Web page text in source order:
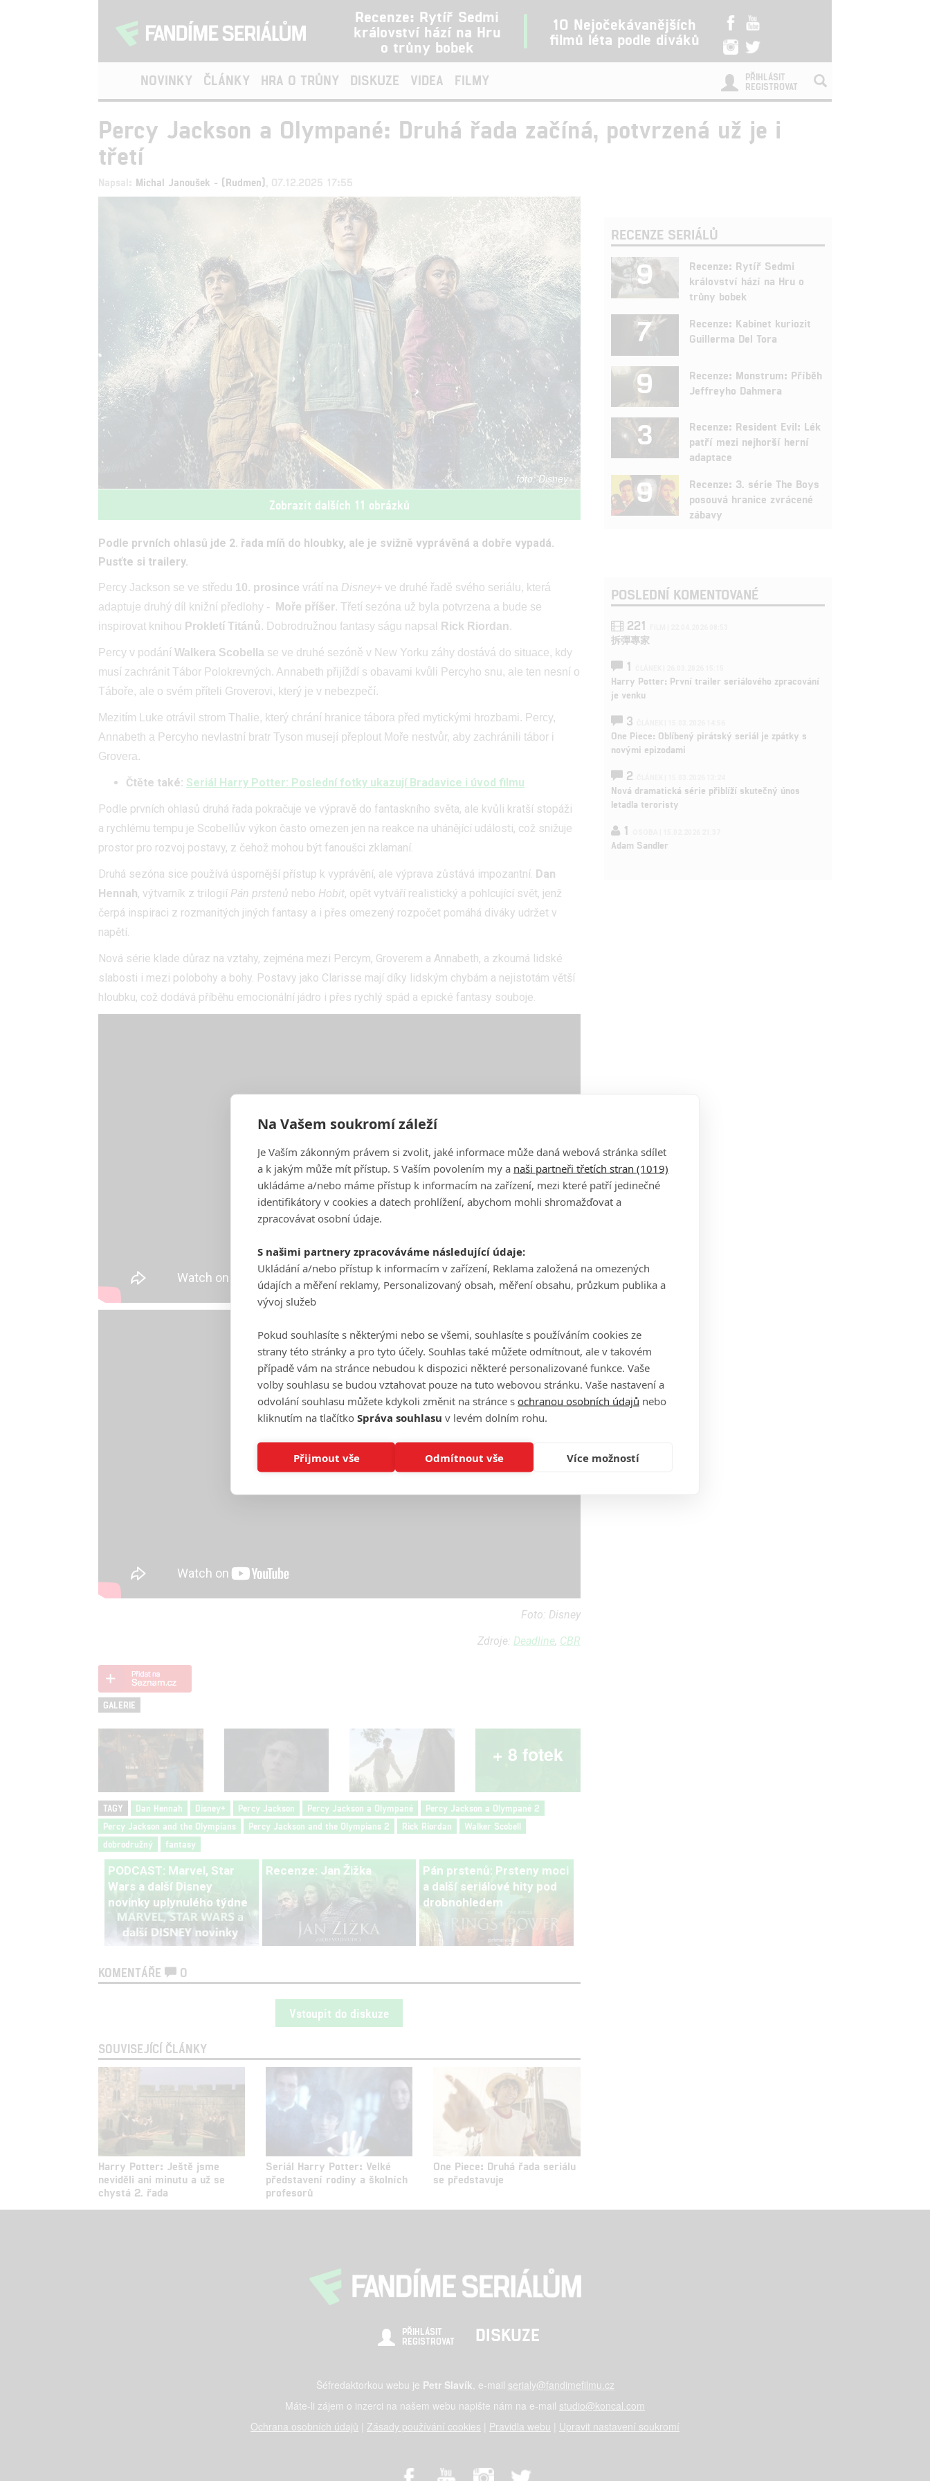
Recenze: Rytíř Sedmi
království hází na Hru
o trůny bobek
10 Nejočekávanějších
filmů léta podle diváků
NOVINKY ČLÁNKY HRA O TRŮNY DISKUZE VIDEA FILMY
PŘIHLÁSIT
REGISTROVAT
Percy Jackson a Olympané: Druhá řada začíná, potvrzená už je i
třetí
Napsal: Michal Janoušek - (Rudmen) , 07.12.2025 17:55
Disney+
Zobrazit dalších 11 obrázků
Podle prvních ohlasů jde 2. řada míň do hloubky, ale je svižně vyprávěná a dobře vypadá.
Pusťte si trailery.
Percy Jackson se ve středu 10. prosince vrátí na Disney+ ve druhé řadě svého seriálu, která
adaptuje druhý díl knižní předlohy -
Moře příšer. Třetí sezóna už byla potvrzena a bude se
inspirovat knihou Prokletí Titánů. Dobrodružnou fantasy ságu napsal Rick Riordan.
Percy v podání Walkera Scobella se ve druhé sezóně v New Yorku záhy dostává do situace, kdy
musí zachránit Tábor Polokrevných. Annabeth přijíždí s obavami kvůli Percyho snu, ale ten nesní o
Táboře, ale o svém příteli Groverovi, který je v nebezpečí.
Mezitím Luke otrávil strom Thalie, který chrání hranice tábora před mytickými hrozbami. Percy,
Annabeth a Percyho nevlastní bratr Tyson musejí přeplout Moře nestvůr, aby zachránili tábor i
Grovera.
Čtěte také: Seriál Harry Potter: Poslední fotky ukazují Bradavice i úvod filmu
Podle prvních ohlasů druhá řada pokračuje ve výpravě do fantaskního světa, ale kvůli kratší stopáži
a rychlému tempu je Scobellův výkon často omezen jen na reakce na uhánějící události, což snižuje
prostor pro rozvoj postavy, z čehož mohou být fanoušci zklamaní.
Druhá sezóna sice používá úspornější přístup k vyprávění, ale výprava zůstává impozantní. Dan
Hennah, výtvarník z trilogií Pán prstenů nebo Hobit, opět vytváří realistický a pohlcující svět, jenž
čerpá inspiraci z rozmanitých jiných fantasy a i přes omezený rozpočet pomáhá diváky udržet v
napětí.
Nová série klade důraz na vztahy, zejména mezi Percym, Groverem a Annabeth, a zkoumá lidské
slabosti i mezi polobohy a bohy. Postavy jako Clarisse mají díky lidským chybám a nejistotám větší
hloubku, což dodává příběhu emocionální jádro i přes rychlý spád a epické fantasy souboje.
Foto: Disney
Zdroje: Deadline, CBR
GALERIE
+ 8 fotek
TAGY Dan Hennah Disney+ Percy Jackson Percy Jackson a Olympané
Percy Jackson a Olympané 2
Percy Jackson and the Olympians
Percy Jackson and the Olympians 2 Rick Riordan
Walker Scobell
dobrodružný
fantasy
PODCAST: Marvel, Star
Wars a další Disney
novinky uplynulého týdne
Recenze: Jan Žižka
Pán prstenů: Prsteny moci
a další seriálové hity pod
drobnohledem
KOMENTÁŘE 0
Vstoupit do diskuze
SOUVISEJÍCÍ ČLÁNKY
Harry Potter: Ještě jsme
neviděli ani minutu a už se
chystá 2. řada
Seriál Harry Potter: Velké
představení rodiny a školních
profesorů
One Piece: Druhá řada seriálu
se představuje
RECENZE SERIÁLŮ
9
Recenze: Rytíř Sedmi
království hází na Hru o
trůny bobek
7
Recenze: Kabinet kuriozit
Guillerma Del Tora
9
Recenze: Monstrum: Příběh
Jeffreyho Dahmera
3
Recenze: Resident Evil: Lék
patří mezi nejhorší herní
adaptace
9
Recenze: 3. série The Boys
posouvá hranice zvrácené
zábavy
POSLEDNÍ KOMENTOVANÉ
221
拆彈專家
1
Harry Potter: První trailer seriálového zpracování
je venku
3
One Piece: Oblíbený pirátský seriál je zpátky s
novými epizodami
2
Nová dramatická série přiblíží skutečný únos
letadla teroristy
1
Adam Sandler
PŘIHLÁSIT
REGISTROVAT
DISKUZE
Šéfredaktorkou webu je Petr Slavík , e-mail serialy@fandimefilmu.cz
Máte-li zájem o inzerci na našem webu napište nám na e-mail studio@koncal.com
Ochrana osobních údajů
Zásady používání cookies Pravidla webu Upravit nastavení soukromí
Na Vašem soukromí záleží
Je Vaším zákonným právem si zvolit, jaké informace může daná webová stránka sdílet
a k jakým může mít přístup. S Vaším povolením my a naši partneři třetích stran (1019)
ukládáme a/nebo máme přístup k informacím na zařízení, mezi které patří jedinečné
identifikátory v cookies a datech prohlížení, abychom mohli shromažďovat a
zpracovávat osobní údaje.
S našimi partnery zpracováváme následující údaje:
Ukládání a/nebo přístup k informacím v zařízení, Reklama založená na omezených
údajích a měření reklamy, Personalizovaný obsah, měření obsahu, průzkum publika a
vývoj služeb
Pokud souhlasíte s některými nebo se všemi, souhlasíte s používáním cookies ze
strany této stránky a pro tyto účely. Souhlas také můžete odmítnout, ale v takovém
případě vám na stránce nebudou k dispozici některé personalizované funkce. Vaše
volby souhlasu se budou vztahovat pouze na tuto webovou stránku. Vaše nastavení a
odvolání souhlasu můžete kdykoli změnit na stránce s ochranou osobních údajů nebo
kliknutím na tlačítko Správa souhlasu v levém dolním rohu.
Přijmout vše Odmítnout vše Více možností